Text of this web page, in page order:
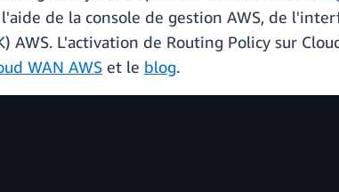
de la console de gestion AWS, de
AWS. L'activation de Routing Policy sur
WAN AWS et le blog.